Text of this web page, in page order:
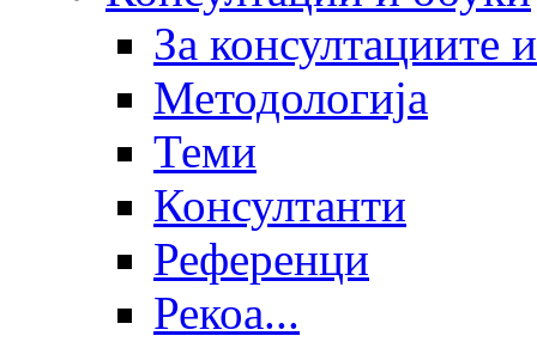
За консултациите
Методологија
Теми
Консултанти
Референци
Рекоа...